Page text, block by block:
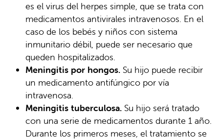
es el virus del herpes simple, que se trata con
medicamentos antivirales intravenosos. En el
caso de los bebés y niños con sistema
inmunitario débil, puede ser necesario que
queden hospitalizados.
Meningitis por hongos. Su hijo puede recibir
un medicamento antifúngico por vía
intravenosa.
Meningitis tuberculosa. Su hijo será tratado
con una serie de medicamentos durante 1 año.
Durante los primeros meses, el tratamiento se